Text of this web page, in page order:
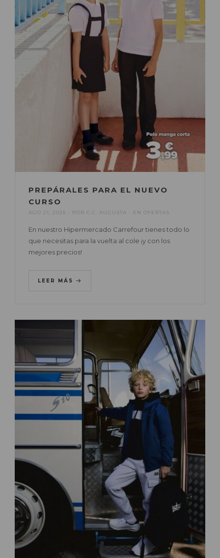
PREPÁRALES PARA EL NUEVO
CURSO
AGO 21, 2025 POR C.C. AUGUSTA EN OFERTAS
En nuestro Hipermercado Carrefour tienes todo lo
que necesitas para la vuelta al cole ¡y con los
mejores precios!
LEER MÁS